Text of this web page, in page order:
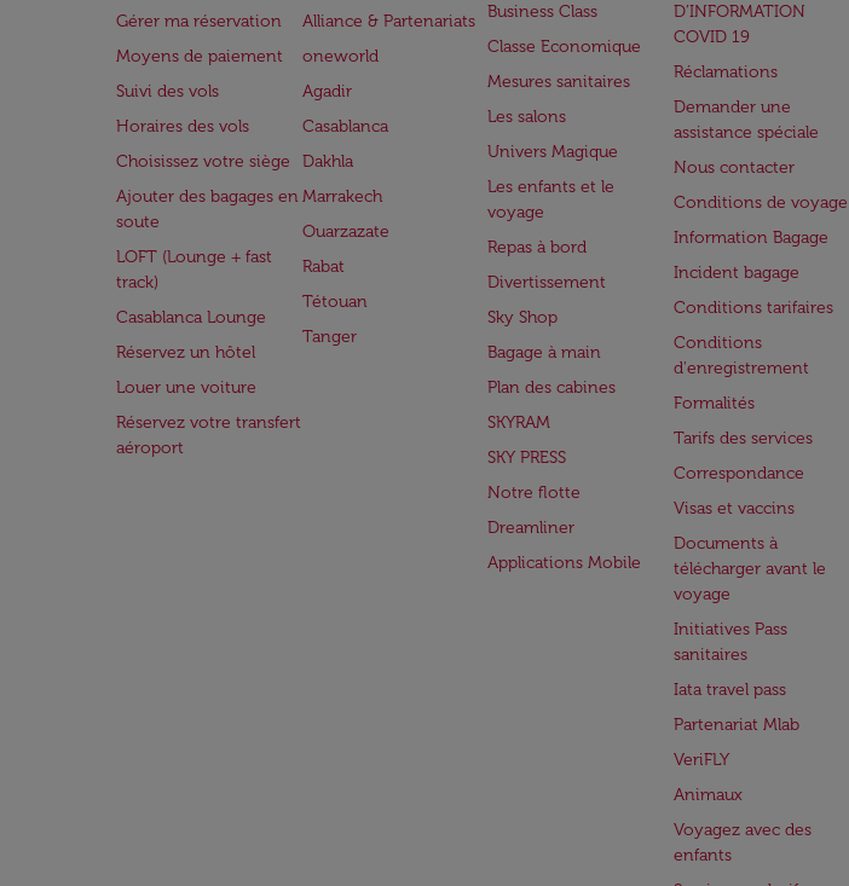
Gérer ma réservation
Moyens de paiement
Suivi des vols
Horaires des vols
Choisissez votre siège
Ajouter des bagages en
soute
LOFT (Lounge + fast
track)
Casablanca Lounge
Réservez un hôtel
Louer une voiture
Réservez votre transfert
aéroport
Alliance & Partenariats
oneworld
Agadir
Casablanca
Dakhla
Marrakech
Ouarzazate
Rabat
Tétouan
Tanger
Business Class
Classe Economique
Mesures sanitaires
Les salons
Univers Magique
Les enfants et le
voyage
Repas à bord
Divertissement
Sky Shop
Bagage à main
Plan des cabines
SKYRAM
SKY PRESS
Notre flotte
Dreamliner
Applications Mobile
D’INFORMATION
COVID 19
Réclamations
Demander une
assistance spéciale
Nous contacter
Conditions de voyage
Information Bagage
Incident bagage
Conditions tarifaires
Conditions
d'enregistrement
Formalités
Tarifs des services
Correspondance
Visas et vaccins
Documents à
télécharger avant le
voyage
Initiatives Pass
sanitaires
Iata travel pass
Partenariat Mlab
VeriFLY
Animaux
Voyagez avec des
enfants